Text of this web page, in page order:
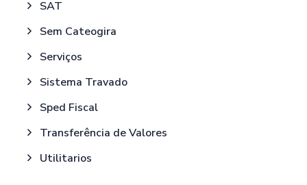
SAT
Sem Cateogira
Serviços
Sistema Travado
Sped Fiscal
Transferência de Valores
Utilitarios